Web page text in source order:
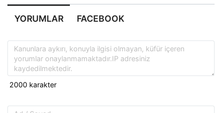
YORUMLAR FACEBOOK